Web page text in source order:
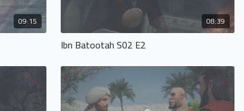
09:15 08:39
Ibn Batootah S02 E2